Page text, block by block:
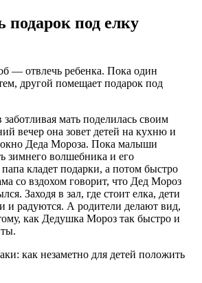
подарок под елку
― отвлечь ребенка. Пока один
другой помещает подарок под
мать поделилась своим
вечер она зовет детей на кухню и
окно Деда Мороза. Пока малыши
зимнего волшебника и его
кладет подарки, а потом быстро
со вздохом говорит, что Дед Мороз
Заходя в зал, где стоит елка, дети
и радуются. А родители делают вид,
как Дедушка Мороз так быстро и